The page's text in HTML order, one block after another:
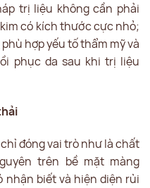
trị liệu không cần phải
có kích thước cực nhỏ;
hợp yếu tố thẩm mỹ và
phục da sau khi trị liệu
đóng vai trò như là chất
trên bề mặt màng
nhận biết và hiện diện rủi